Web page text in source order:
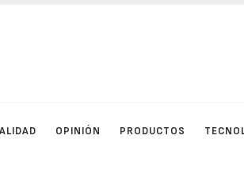
OPINIÓN PRODUCTOS